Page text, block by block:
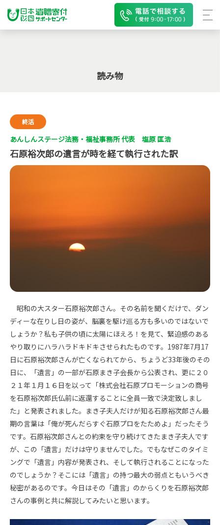
読み物
終活
あんしんステージ法務・福祉事務所 代表 塩原 匡浩
石原裕次郎の遺言が時を経て執行された訳
昭和の大スター石原裕次郎さん。その名前を聞くだけで、ダン
ディーな在りし日の姿が、脳裏を駆け巡る方も多いのではないで
しょうか？私も子供の頃に太陽にほえろ！を見て、緊迫感のある
やり取りにハラハラドキドキさせられたものです。1987年7月17
日に石原裕次郎さんが亡くなられてから、ちょうど33年後のその
日に、「遺言」の一部が石原まき子会長から公表され、更に２０
２１年１月１６日を以って「株式会社石原プロモーションの商号
を石原裕次郎氏仏前に返還することに全員一致で決定致しまし
た」と発表されました。まき子夫人だけが知る石原裕次郎さん最
期の言葉は「俺が死んだらすぐ石原プロをたためよ」だったそう
です。石原裕次郎さんとの約束を守り続けてきたまき子夫人です
が、この「遺言」だけは守りませんでした。でもなぜこのタイミ
ングで「遺言」内容が発表され、そして執行されることになった
のでしょうか？そこには「遺言」の持つ最大の弱点ともいうべき
秘密があるのです。今日はその「遺言」のからくりを石原裕次郎
さんの事例と共に解説してみたいと思います。